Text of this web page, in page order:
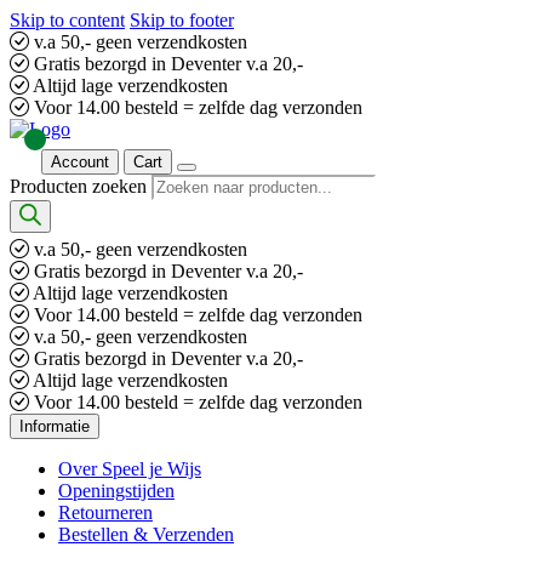
Skip to content Skip to footer
v.a 50,- geen verzendkosten
Gratis bezorgd in Deventer v.a 20,-
Altijd lage verzendkosten
Voor 14.00 besteld = zelfde dag verzonden
Account Cart
Producten zoeken
v.a 50,- geen verzendkosten
Gratis bezorgd in Deventer v.a 20,-
Altijd lage verzendkosten
Voor 14.00 besteld = zelfde dag verzonden
v.a 50,- geen verzendkosten
Gratis bezorgd in Deventer v.a 20,-
Altijd lage verzendkosten
Voor 14.00 besteld = zelfde dag verzonden
Informatie
Over Speel je Wijs
Openingstijden
Retourneren
Bestellen & Verzenden